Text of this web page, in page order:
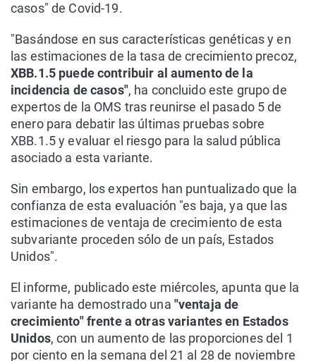
casos" de Covid-19.
"Basándose en sus características genéticas y en
las estimaciones de la tasa de crecimiento precoz,
XBB.1.5 puede contribuir al aumento de la
incidencia de casos", ha concluido este grupo de
expertos de la OMS tras reunirse el pasado 5 de
enero para debatir las últimas pruebas sobre
XBB.1.5 y evaluar el riesgo para la salud pública
asociado a esta variante.
Sin embargo, los expertos han puntualizado que la
confianza de esta evaluación "es baja, ya que las
estimaciones de ventaja de crecimiento de esta
subvariante proceden sólo de un país, Estados
Unidos".
El informe, publicado este miércoles, apunta que la
variante ha demostrado una "ventaja de
crecimiento" frente a otras variantes en Estados
Unidos, con un aumento de las proporciones del 1
por ciento en la semana del 21 al 28 de noviembre